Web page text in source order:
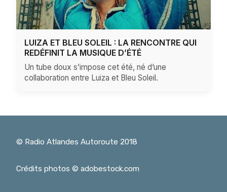
LUIZA ET BLEU SOLEIL : LA RENCONTRE QUI
REDÉFINIT LA MUSIQUE D’ÉTÉ
Un tube doux s’impose cet été, né d’une
collaboration entre Luiza et Bleu Soleil.
© Radio Atlandes Autoroute 2018
Crédits photos © adobestock.com